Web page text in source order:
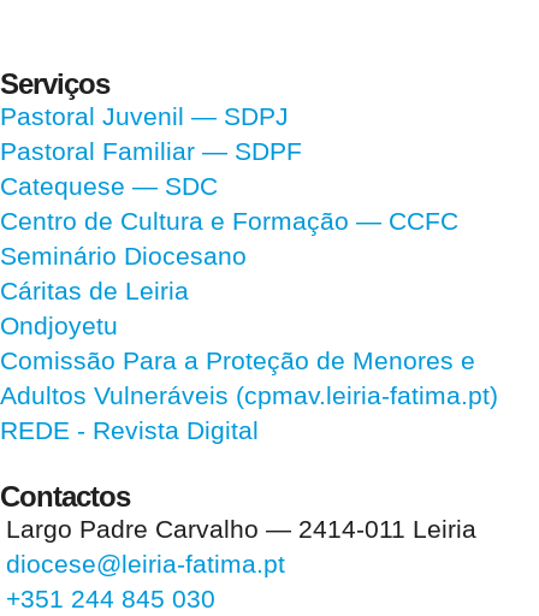
Serviços
Pastoral Juvenil — SDPJ
Pastoral Familiar — SDPF
Catequese — SDC
Centro de Cultura e Formação — CCFC
Seminário Diocesano
Cáritas de Leiria
Ondjoyetu
Comissão Para a Proteção de Menores e
Adultos Vulneráveis (cpmav.leiria-fatima.pt)
REDE - Revista Digital
Contactos
Largo Padre Carvalho — 2414-011 Leiria
diocese@leiria-fatima.pt
+351 244 845 030